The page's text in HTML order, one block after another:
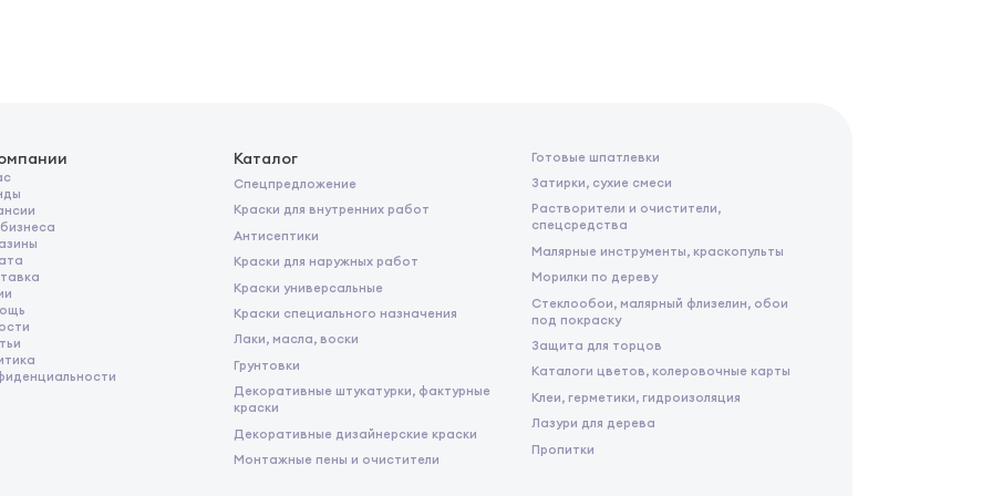
от контакта с раствором. Хранение
в плотно закрытой таре вдали от
+5/+30°С. Оберегать от
виде до двух лет, в
сточные воды, грунт.
покровы и слизистые оболочки.
Каталог
Спецпредложение
Краски для внутренних работ
Антисептики
Краски для наружных работ
Краски универсальные
Краски специального назначения
Лаки, масла, воски
Грунтовки
Декоративные штукатурки, фактурные
краски
Декоративные дизайнерские краски
Монтажные пены и очистители
Готовые шпатлевки
Затирки, сухие смеси
Растворители и очистители,
спецсредства
Малярные инструменты, краскопульты
Морилки по дереву
Стеклообои, малярный флизелин, обои
под покраску
Защита для торцов
Каталоги цветов, колеровочные карты
Клеи, герметики, гидроизоляция
Лазури для дерева
Пропитки